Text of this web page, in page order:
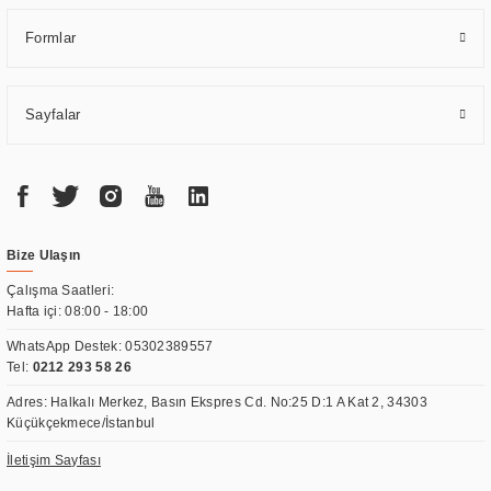
Formlar
Sayfalar
Bize Ulaşın
Çalışma Saatleri:
Hafta içi: 08:00 - 18:00
WhatsApp Destek:05302389557
Tel: 0212 293 58 26
Adres: Halkalı Merkez, Basın Ekspres Cd. No:25 D:1 A Kat 2, 34303
Küçükçekmece/İstanbul
İletişim Sayfası